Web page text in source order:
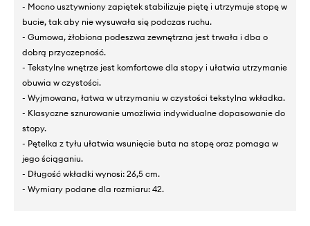
- Mocno usztywniony zapiętek stabilizuje piętę i utrzymuje stopę w
bucie, tak aby nie wysuwała się podczas ruchu.
- Gumowa, żłobiona podeszwa zewnętrzna jest trwała i dba o
dobrą przyczepność.
- Tekstylne wnętrze jest komfortowe dla stopy i ułatwia utrzymanie
obuwia w czystości.
- Wyjmowana, łatwa w utrzymaniu w czystości tekstylna wkładka.
- Klasyczne sznurowanie umożliwia indywidualne dopasowanie do
stopy.
- Pętelka z tyłu ułatwia wsunięcie buta na stopę oraz pomaga w
jego ściąganiu.
- Długość wkładki wynosi: 26,5 cm.
- Wymiary podane dla rozmiaru: 42.